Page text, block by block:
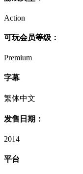
Action
可玩会员等级：
Premium
字幕
繁体中文
发售日期：
2014
平台